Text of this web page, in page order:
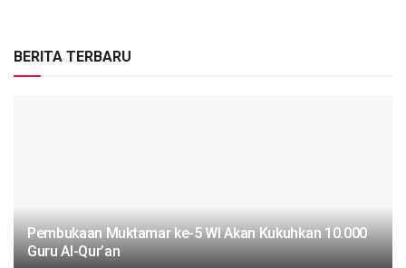
BERITA TERBARU
Pembukaan Muktamar ke-5 WI Akan Kukuhkan 10.000
Guru Al-Qur’an